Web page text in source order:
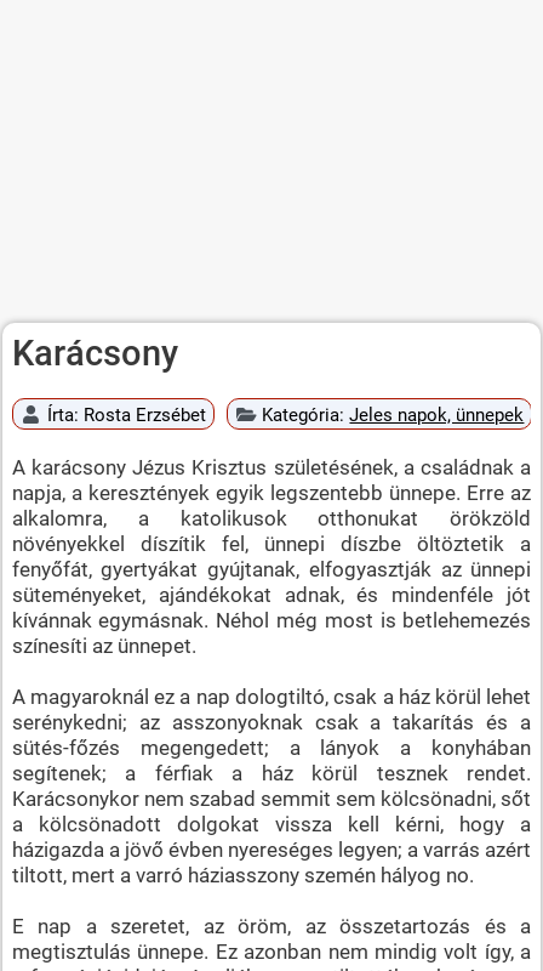
Karácsony
Írta: Rosta Erzsébet Kategória:Jeles napok, ünnepek
A karácsony Jézus Krisztus születésének, a családnak a
napja, a keresztények egyik legszentebb ünnepe. Erre az
alkalomra, a katolikusok otthonukat örökzöld
növényekkel díszítik fel, ünnepi díszbe öltöztetik a
fenyőfát, gyertyákat gyújtanak, elfogyasztják az ünnepi
süteményeket, ajándékokat adnak, és mindenféle jót
kívánnak egymásnak. Néhol még most is betlehemezés
színesíti az ünnepet.
A magyaroknál ez a nap dologtiltó, csak a ház körül lehet
serénykedni; az asszonyoknak csak a takarítás és a
sütés-főzés megengedett; a lányok a konyhában
segítenek; a férfiak a ház körül tesznek rendet.
Karácsonykor nem szabad semmit sem kölcsönadni, sőt
a kölcsönadott dolgokat vissza kell kérni, hogy a
házigazda a jövő évben nyereséges legyen; a varrás azért
tiltott, mert a varró háziasszony szemén hályog no.
E nap a szeretet, az öröm, az összetartozás és a
megtisztulás ünnepe. Ez azonban nem mindig volt így, a